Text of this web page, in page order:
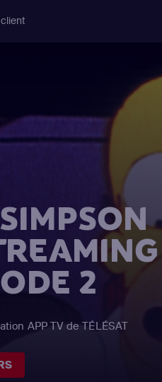
2
APP TV de TÉLÉSAT